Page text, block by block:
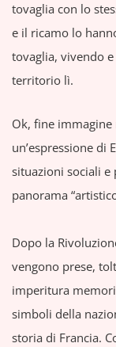
tovaglia con lo
e il ricamo lo
tovaglia, vivendo
territorio lì.
Ok, fine
un’espressione di
situazioni sociali
panorama
Dopo la
vengono prese,
imperitura
simboli della
storia di Francia.